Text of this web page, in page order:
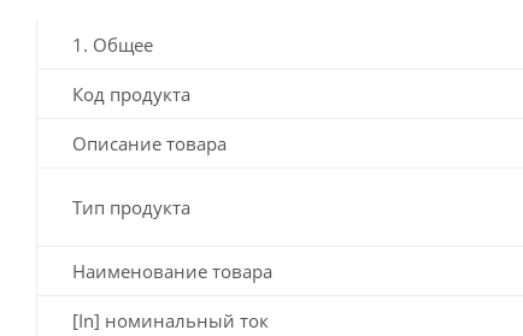
1. Общее
Код продукта
Описание товара
Тип продукта
Наименование товара
[In] номинальный ток